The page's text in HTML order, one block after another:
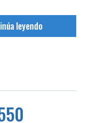
leyendo